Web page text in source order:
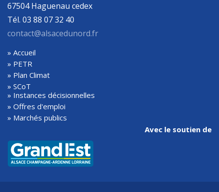
67504 Haguenau cedex
Tél. 03 88 07 32 40
contact@alsacedunord.fr
» Accueil
» PETR
» Plan Climat
» SCoT
» Instances décisionnelles
» Offres d'emploi
» Marchés publics
Avec le soutien de